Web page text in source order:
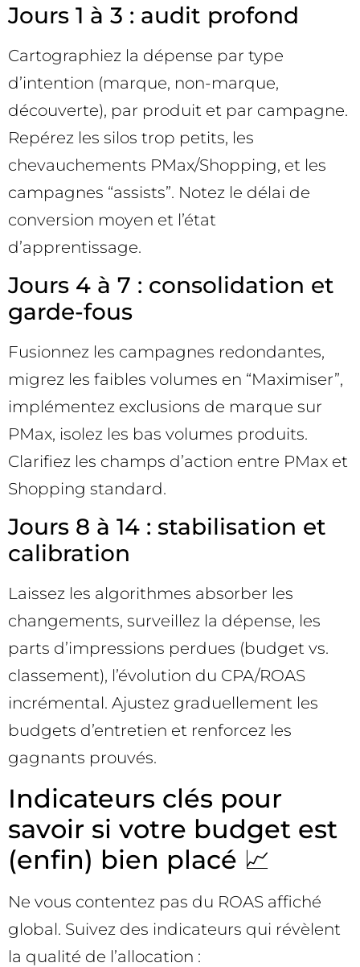
Jours 1 à 3 : audit profond
Cartographiez la dépense par type
d’intention (marque, non-marque,
découverte), par produit et par campagne.
Repérez les silos trop petits, les
chevauchements PMax/Shopping, et les
campagnes “assists”. Notez le délai de
conversion moyen et l’état
d’apprentissage.
Jours 4 à 7 : consolidation et
garde-fous
Fusionnez les campagnes redondantes,
migrez les faibles volumes en “Maximiser”,
implémentez exclusions de marque sur
PMax, isolez les bas volumes produits.
Clarifiez les champs d’action entre PMax et
Shopping standard.
Jours 8 à 14 : stabilisation et
calibration
Laissez les algorithmes absorber les
changements, surveillez la dépense, les
parts d’impressions perdues (budget vs.
classement), l’évolution du CPA/ROAS
incrémental. Ajustez graduellement les
budgets d’entretien et renforcez les
gagnants prouvés.
Indicateurs clés pour
savoir si votre budget est
(enfin) bien placé 📈
Ne vous contentez pas du ROAS affiché
global. Suivez des indicateurs qui révèlent
la qualité de l’allocation :